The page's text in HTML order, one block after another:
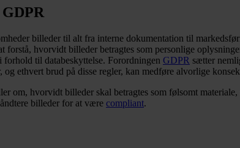
billeder til alt fra interne dokumentation til
forstå, hvorvidt billeder betragtes som personlige
forhold til databeskyttelse. Forordningen GDPR sætter
og ethvert brud på disse regler, kan medføre alvorlige
om, hvorvidt billeder skal betragtes som følsomt
billeder for at være compliant.